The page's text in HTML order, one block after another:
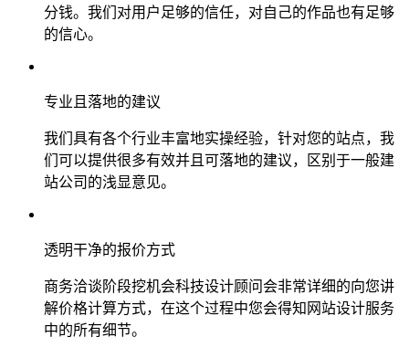
分钱。我们对用户足够的信任，对自己的作品也有足够
的信心。
专业且落地的建议
我们具有各个行业丰富地实操经验，针对您的站点，我
们可以提供很多有效并且可落地的建议，区别于一般建
站公司的浅显意见。
透明干净的报价方式
商务洽谈阶段挖机会科技设计顾问会非常详细的向您讲
解价格计算方式，在这个过程中您会得知网站设计服务
中的所有细节。